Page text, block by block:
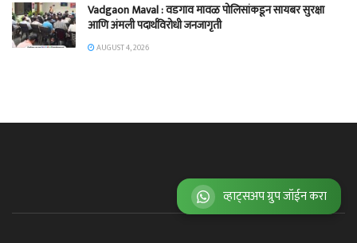
व्हाट्सअप ग्रुप जॉईन करा
Vadgaon Maval : वडगाव मावळ पोलिसांकडून सायबर सुरक्षा
आणि अंमली पदार्थविरोधी जनजागृती
AUGUST 4, 2026